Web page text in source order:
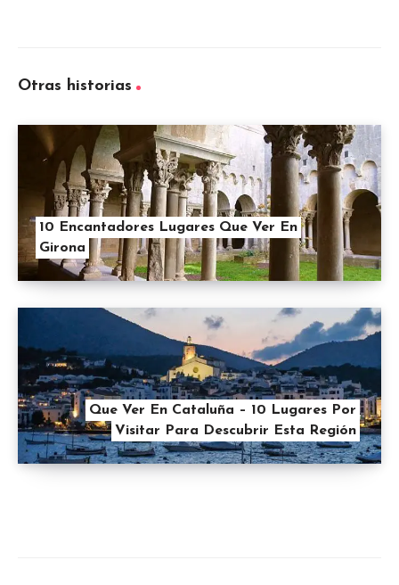
Otras historias
10 Encantadores Lugares Que Ver En
Girona
Que Ver En Cataluña – 10 Lugares Por
Visitar Para Descubrir Esta Región